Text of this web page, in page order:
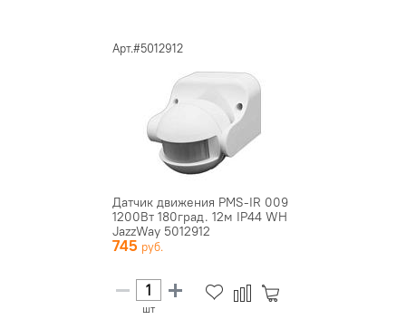
Арт.#5012912
Датчик движения PMS-IR 009
1200Вт 180град. 12м IP44 WH
JazzWay 5012912
745
шт